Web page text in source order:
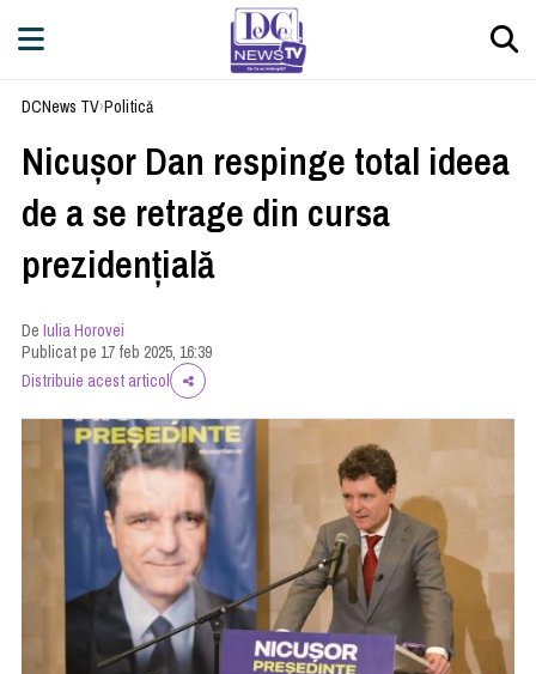
DCNews TV›Politică
Nicușor Dan respinge total ideea
de a se retrage din cursa
prezidențială
DeIulia Horovei
Publicat pe 17 feb 2025, 16:39
Distribuie acest articol